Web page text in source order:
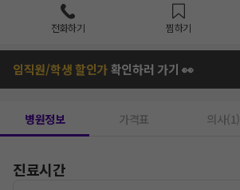
전화하기 찜하기
임직원/학생 할인가확인하러 가기 👀
병원정보 가격표 의사(1)
진료시간